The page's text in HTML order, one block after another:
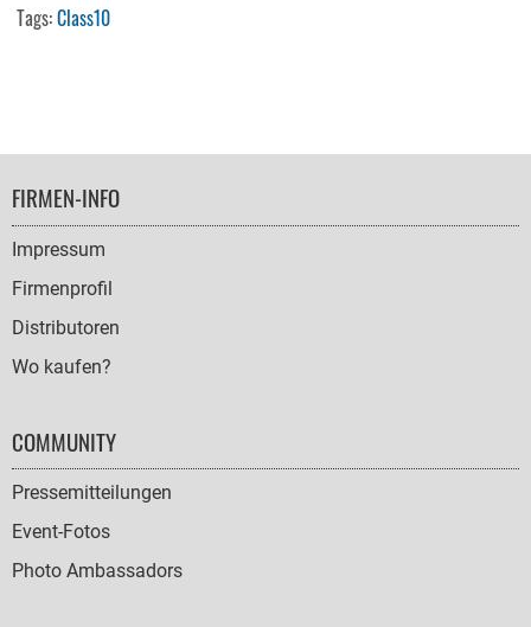
Tags:Class10
FOOTER
NAVIGATION
FIRMEN-INFO
Impressum
Firmenprofil
Distributoren
Wo kaufen?
COMMUNITY
Pressemitteilungen
Event-Fotos
Photo Ambassadors